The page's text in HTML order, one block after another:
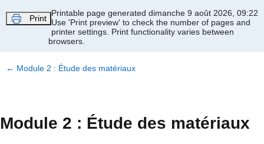
Print
Printable page generated dimanche 9 août 2026, 09:22
Use 'Print preview' to check the number of pages and
printer settings. Print functionality varies between
browsers.
← Module 2 : Étude des matériaux
Module 2 : Étude des matériaux